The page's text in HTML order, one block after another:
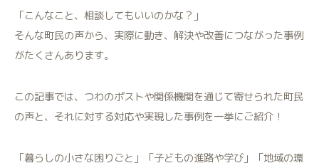
「こんなこと、相談してもいいのかな？」
そんな町民の声から、実際に動き、解決や改善につながった事例
がたくさんあります。
この記事では、つわのポストや関係機関を通じて寄せられた町民
の声と、それに対する対応や実現した事例を一挙にご紹介！
「暮らしの小さな困りごと」「子どもの進路や学び」「地域の環